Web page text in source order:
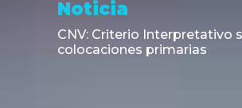
Noticia
CNV: Criterio Interpretativo
colocaciones primarias